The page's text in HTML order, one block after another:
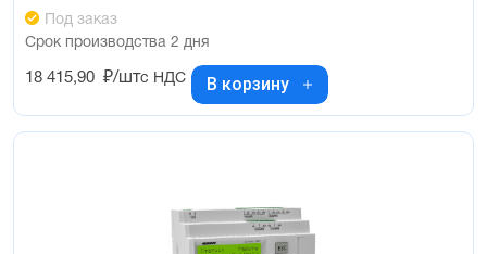
Под заказ
Срок производства 2 дня
18 415,90 ₽/штс НДС В корзину